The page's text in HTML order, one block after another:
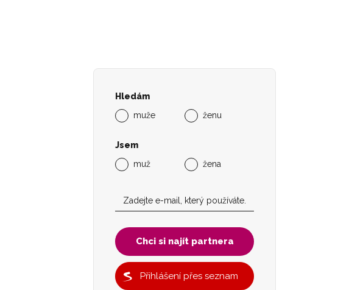
Hledám
muže
ženu
Jsem
muž
žena
Chci si najít partnera
Přihlášení přes seznam